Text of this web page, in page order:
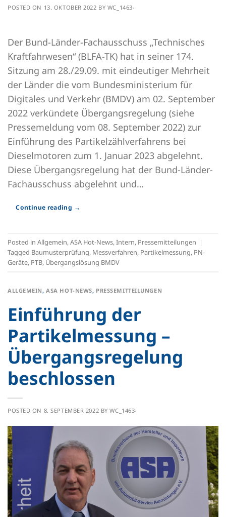
POSTED ON 13. OKTOBER 2022 BY WC_1463-
Der Bund-Länder-Fachausschuss „Technisches
Kraftfahrwesen“ (BLFA-TK) hat in seiner 174.
Sitzung am 28./29.09. mit eindeutiger Mehrheit
der Länder die vom Bundesministerium für
Digitales und Verkehr (BMDV) am 02. September
2022 verkündete Übergangsregelung (siehe
Pressemeldung vom 08. September 2022) zur
Einführung des Partikelzählverfahrens bei
Dieselmotoren zum 1. Januar 2023 abgelehnt.
Diese Übergangsregelung hat der Bund-Länder-
Fachausschuss abgelehnt und…
Continue reading →
Posted in Allgemein,ASA Hot-News,Intern, Pressemitteilungen |
Tagged Baumusterprüfung, Messverfahren, Partikelmessung, PN-
Geräte, PTB, Übergangslösung BMDV
ALLGEMEIN ,ASA HOT-NEWS, PRESSEMITTEILUNGEN
Einführung der
Partikelmessung –
Übergangsregelung
beschlossen
POSTED ON 8. SEPTEMBER 2022 BYWC_1463-